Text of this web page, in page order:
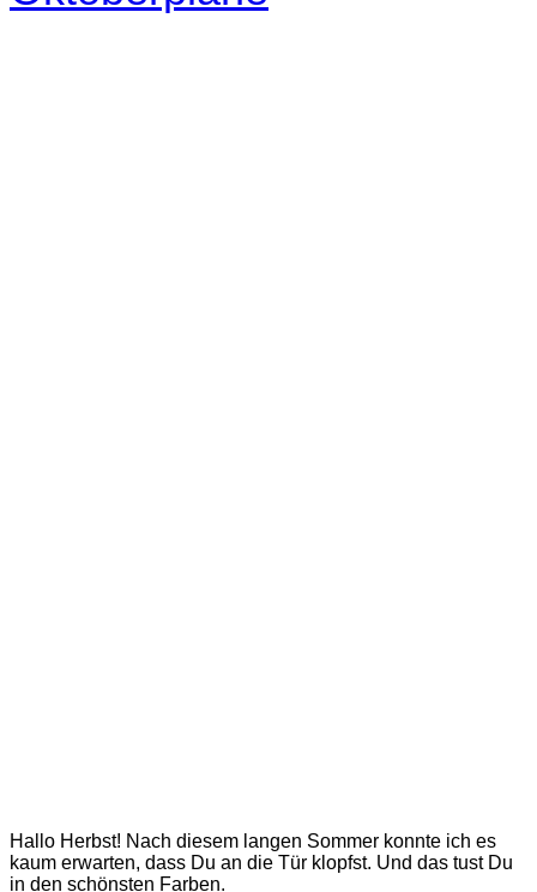
Hallo Herbst! Nach diesem langen Sommer konnte ich es
kaum erwarten, dass Du an die Tür klopfst. Und das tust Du
in den schönsten Farben.